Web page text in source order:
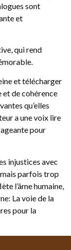
sont
et
qui rend
et télécharger
et de cohérence
qu’elles
a une voix lire
pour
injustices avec
parfois trop
l’âme humaine,
La voie de la
pour la